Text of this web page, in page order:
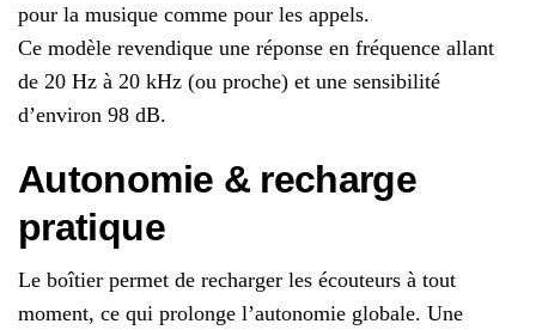
pour la musique comme pour les appels.
Ce modèle revendique une réponse en fréquence allant
de 20 Hz à 20 kHz (ou proche) et une sensibilité
d’environ 98 dB.
Autonomie & recharge
pratique
Le boîtier permet de recharger les écouteurs à tout
moment, ce qui prolonge l’autonomie globale. Une